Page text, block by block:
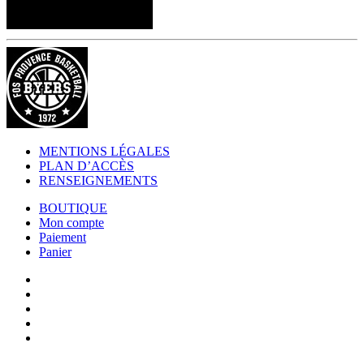
MENTIONS LÉGALES
PLAN D’ACCÈS
RENSEIGNEMENTS
BOUTIQUE
Mon compte
Paiement
Panier